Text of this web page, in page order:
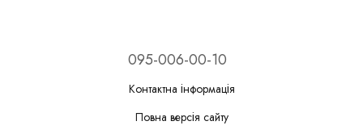
095-006-00-10
Контактна інформація
Повна версія сайту